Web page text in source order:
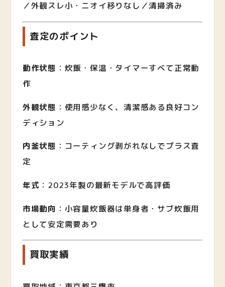
／外観スレ小・ニオイ移りなし／清掃済み
査定のポイント
動作状態 ：炊飯・保温・タイマーすべて正常動
作
外観状態 ：使用感少なく、清潔感ある良好コン
ディション
内釜状態 ：コーティング剥がれなしでプラス査
定
年式 ：2023年製の最新モデルで高評価
市場動向 ：小容量炊飯器は単身者・サブ炊飯用
として安定需要あり
買取実績